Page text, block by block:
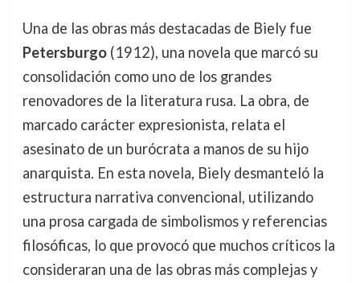
Una de las obras más destacadas de Biely fue
Petersburgo(1912), una novela que marcó su
consolidación como uno de los grandes
renovadores de la literatura rusa. La obra, de
marcado carácter expresionista, relata el
asesinato de un burócrata a manos de su hijo
anarquista. En esta novela, Biely desmanteló la
estructura narrativa convencional, utilizando
una prosa cargada de simbolismos y referencias
filosóficas, lo que provocó que muchos críticos la
consideraran una de las obras más complejas y